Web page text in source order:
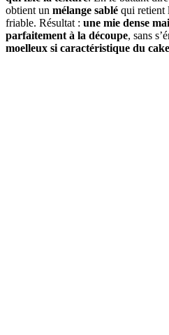
obtient un mélange sablé qui retient
friable. Résultat : une mie dense
parfaitement à la découpe, sans
moelleux si caractéristique du